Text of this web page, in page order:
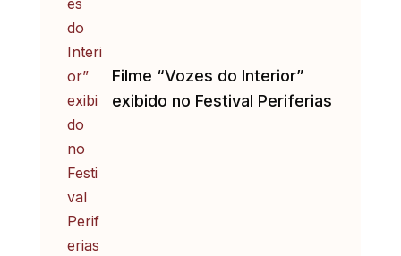
Filme “Vozes do Interior”
exibido no Festival Periferias